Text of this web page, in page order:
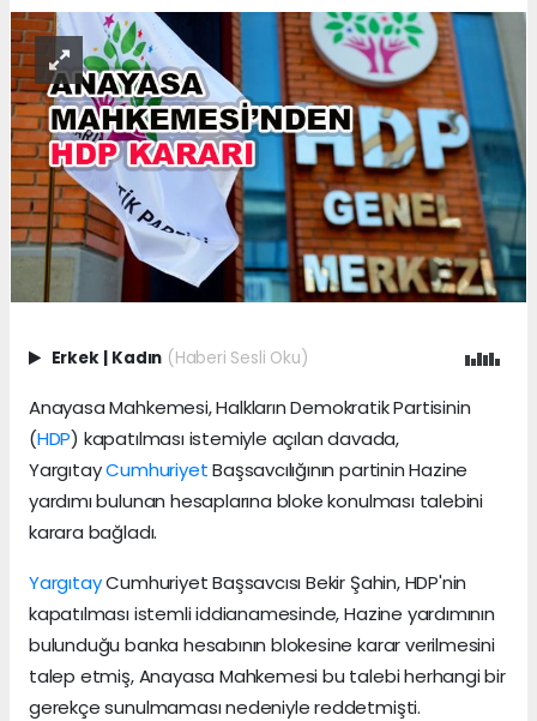
Erkek | Kadın (Haberi Sesli Oku)
Anayasa Mahkemesi, Halkların Demokratik Partisinin
(HDP) kapatılması istemiyle açılan davada,
YargıtayCumhuriyetBaşsavcılığının partinin Hazine
yardımı bulunan hesaplarına bloke konulması talebini
karara bağladı.
YargıtayCumhuriyet Başsavcısı Bekir Şahin, HDP'nin
kapatılması istemli iddianamesinde, Hazine yardımının
bulunduğu banka hesabının blokesine karar verilmesini
talep etmiş, Anayasa Mahkemesi bu talebi herhangi bir
gerekçe sunulmaması nedeniyle reddetmişti.